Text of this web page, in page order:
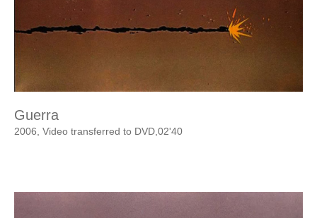
Guerra
2006, Video transferred to DVD,02'40